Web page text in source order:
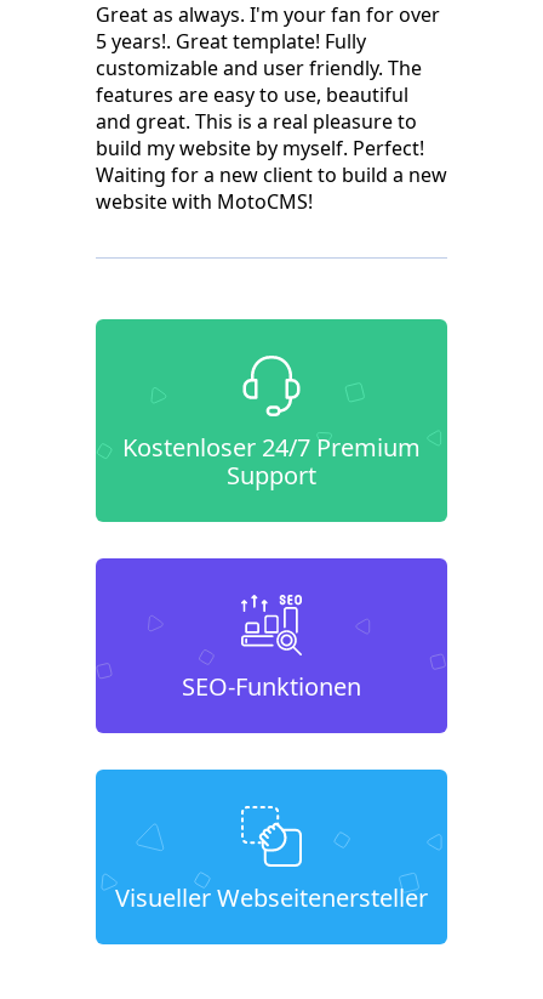
Great as always. I'm your fan for over
5 years!. Great template! Fully
customizable and user friendly. The
features are easy to use, beautiful
and great. This is a real pleasure to
build my website by myself. Perfect!
Waiting for a new client to build a new
website with MotoCMS!
Kostenloser 24/7 Premium
Support
SEO-Funktionen
Visueller Webseitenersteller